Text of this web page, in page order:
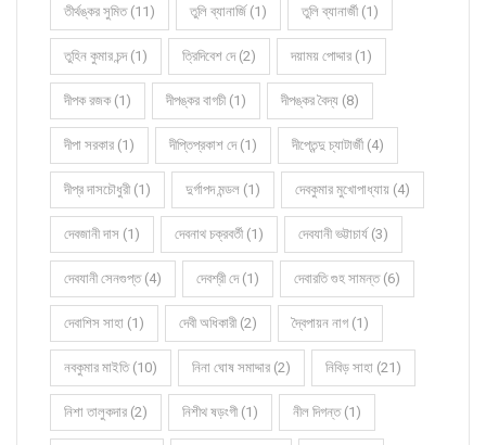
তীর্থঙ্কর সুমিত (11) তুলি ব্যানার্জি (1) তুলি ব্যানার্জী (1)
তুহিন কুমার চন্দ (1) ত্রিদিবেশ দে (2) দয়াময় পোদ্দার (1)
দীপক রজক (1) দীপঙ্কর বাগচী (1) দীপঙ্কর বৈদ্য (8)
দীপা সরকার (1) দীপ্তিপ্রকাশ দে (1) দীপ্তেন্দু চ্যাটার্জী (4)
দীপ্র দাসচৌধুরী (1) দুর্গাপদ মন্ডল (1) দেবকুমার মুখোপাধ্যায় (4)
দেবজানী দাস (1) দেবনাথ চক্রবর্তী (1) দেবযানী ভট্টাচার্য (3)
দেবযানী সেনগুপ্ত (4) দেবশ্রী দে (1) দেবারতি গুহ সামন্ত (6)
দেবাশিস সাহা (1) দেবী অধিকারী (2) দ্বৈপায়ন নাগ (1)
নবকুমার মাইতি (10) নিনা ঘোষ সমাদ্দার (2) নিবিড় সাহা (21)
নিশা তালুকদার (2) নিশীথ ষড়ংগী (1) নীল দিগন্ত (1)